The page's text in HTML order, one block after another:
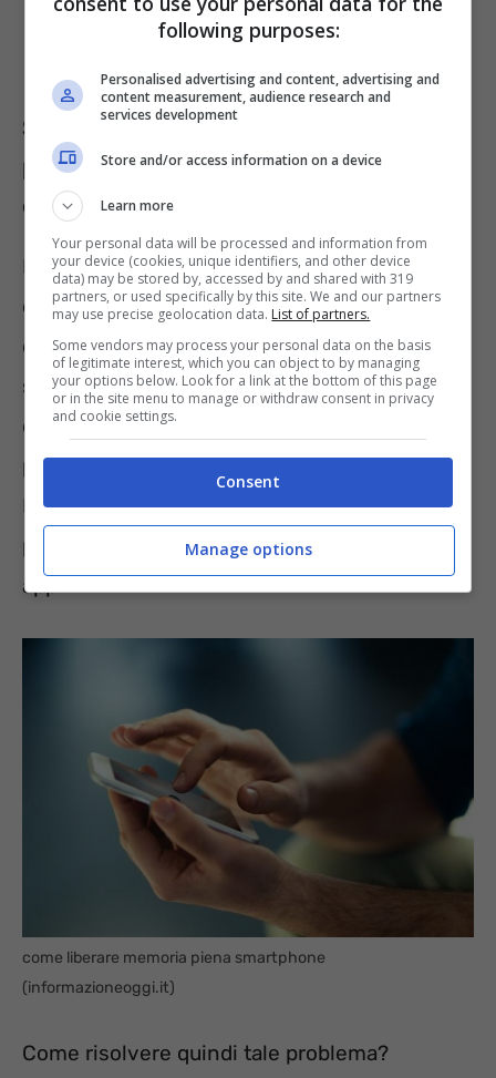
Smartphone, liberare la memoria
piena non è mai stato così semplice:
ecco come fare
Prima o poi può capitare a tutti di dover fare i
conti con una notifica che ci avvisa del fatto
che la memoria interna del proprio
smartphone è giunta quasi al limite. Una
circostanza indubbiamente poco piacevole,
perchénon è più possibile fare foto e video
Ma non solo, in tale situazione non è
possibile nemmeno scaricare delle nuove
app.
come liberare memoria piena smartphone
(informazioneoggi.it)
Come risolvere quindi tale problema?
following purposes:
Personalised advertising and content, advertising and
content measurement, audience research and
services development
Store and/or access information on a device
Learn more
Your personal data will be processed and information from
your device (cookies, unique identifiers, and other device
data) may be stored by, accessed by and shared with 319
partners, or used specifically by this site. We and our partners
may use precise geolocation data. List of partners.
Some vendors may process your personal data on the basis
of legitimate interest, which you can object to by managing
your options below. Look for a link at the bottom of this page
or in the site menu to manage or withdraw consent in privacy
and cookie settings.
Consent
Manage options